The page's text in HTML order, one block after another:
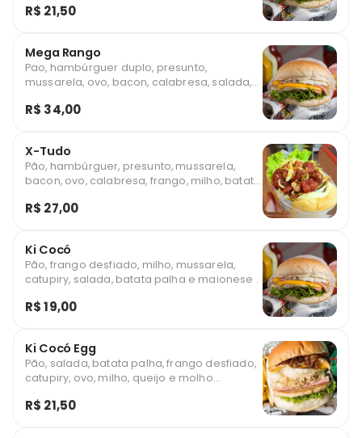
R$ 21,50
Mega Rango
Pao, hambúrguer duplo, presunto,
mussarela, ovo, bacon, calabresa, salada,
R$ 34,00
X-Tudo
Pão, hambúrguer, presunto, mussarela,
bacon, ovo, calabresa, frango, milho, batata
R$ 27,00
Ki Cocó
Pão, frango desfiado, milho, mussarela,
catupiry, salada, batata palha e maionese .
R$ 19,00
Ki Cocó Egg
Pão, salada, batata palha, frango desfiado,
catupiry, ovo, milho, queijo e molho
R$ 21,50